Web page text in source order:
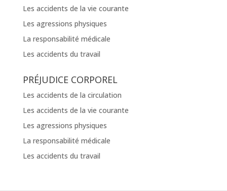
Les accidents de la vie courante
Les agressions physiques
La responsabilité médicale
Les accidents du travail
PRÉJUDICE CORPOREL
Les accidents de la circulation
Les accidents de la vie courante
Les agressions physiques
La responsabilité médicale
Les accidents du travail